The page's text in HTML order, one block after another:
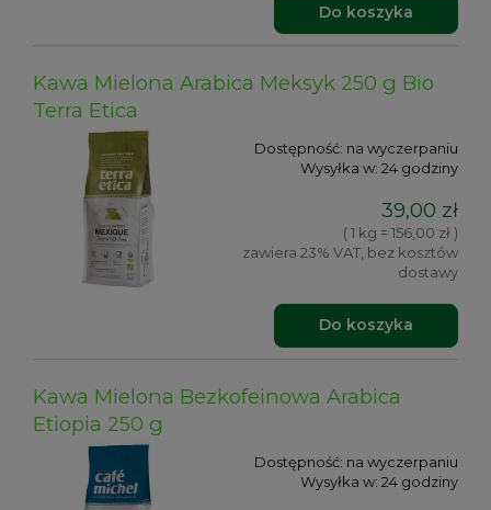
Do koszyka
Kawa Mielona Arabica Meksyk 250 g Bio
Terra Etica
Dostępność: na wyczerpaniu
Wysyłka w: 24 godziny
39,00 zł
( 1 kg = 156,00 zł )
zawiera 23% VAT, bez kosztów
dostawy
Do koszyka
Kawa Mielona Bezkofeinowa Arabica
Etiopia 250 g
Dostępność: na wyczerpaniu
Wysyłka w: 24 godziny